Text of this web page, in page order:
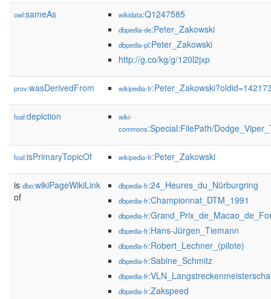
owl:sameAs wikidata:Q1247585
dbpedia-de:Peter_Zakowski
dbpedia-pl:Peter_Zakowski
http://g.co/kg/g/120l2jxp
prov:wasDerivedFrom wikipedia-fr
foaf:depiction
wiki-
commons:Special:FilePath/
foaf:isPrimaryTopicOf wikipedia-fr:Peter_Zakowski
is dbo:wikiPageWikiLink
of
dbpedia-fr:24_Heures_du_Nürburgring
dbpedia-fr:Championnat_DTM_1991
dbpedia-fr
dbpedia-fr:Hans-Jürgen_Tiemann
dbpedia-fr:Robert_Lechner_(pilote)
dbpedia-fr:Sabine_Schmitz
dbpedia-fr
dbpedia-fr:Zakspeed